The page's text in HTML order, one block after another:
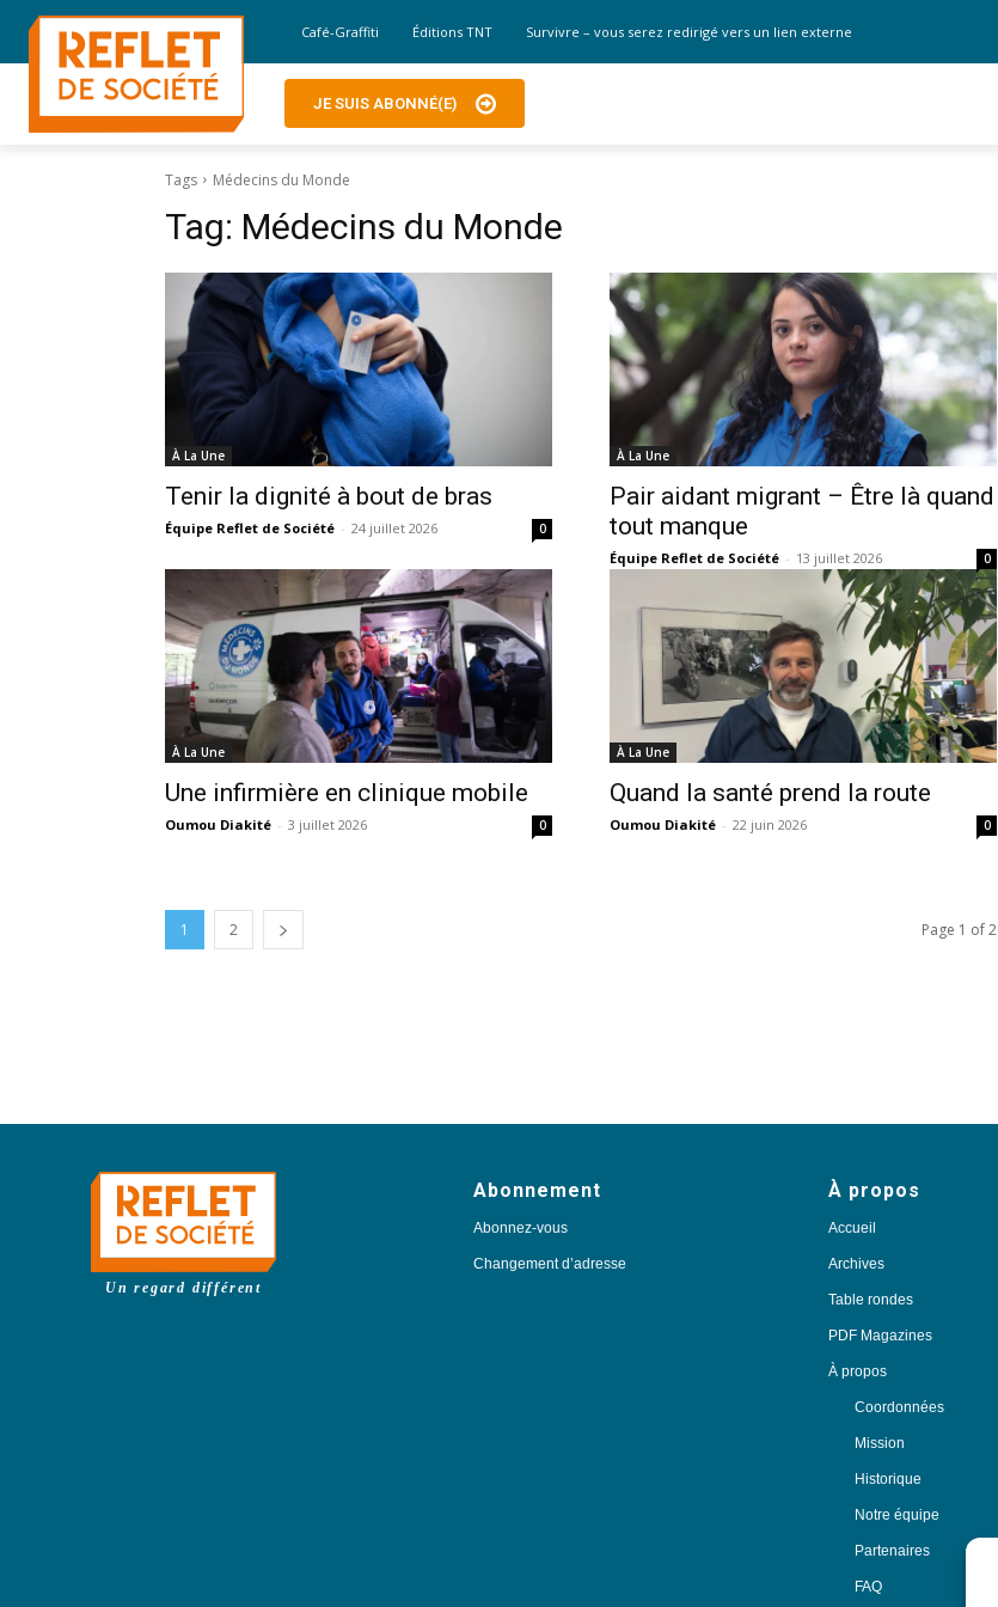
Café-Graffiti Éditions TNT Survivre – vous serez redirigé vers un lien externe
JE SUIS ABONNÉ(E)
Tags Médecins du Monde
Tag: Médecins du Monde
À La Une
Tenir la dignité à bout de bras
Équipe Reflet de Société - 24 juillet 2026 0
À La Une
Pair aidant migrant – Être là quand
tout manque
Équipe Reflet de Société - 13 juillet 2026 0
À La Une
Une infirmière en clinique mobile
Oumou Diakité - 3 juillet 2026 0
À La Une
Quand la santé prend la route
Oumou Diakité - 22 juin 2026 0
1 2 Page 1 of 2
Un regard différent
Abonnement
Abonnez-vous
Changement d’adresse
À propos
Accueil
Archives
Table rondes
PDF Magazines
À propos
Coordonnées
Mission
Historique
Notre équipe
Partenaires
FAQ